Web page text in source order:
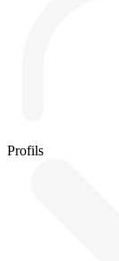
Profils